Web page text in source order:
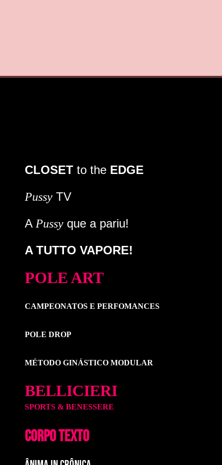
CLOSET to the EDGE
Pussy TV
A Pussy que a pariu!
A TUTTO VAPORE!
POLE ART
CAMPEONATOS E PERFOMANCES
POLE DROP
MÉTODO GINÁSTICO MODULAR
BELLICIERI
SPORTS & BENESSERE
CORPO TEXTO